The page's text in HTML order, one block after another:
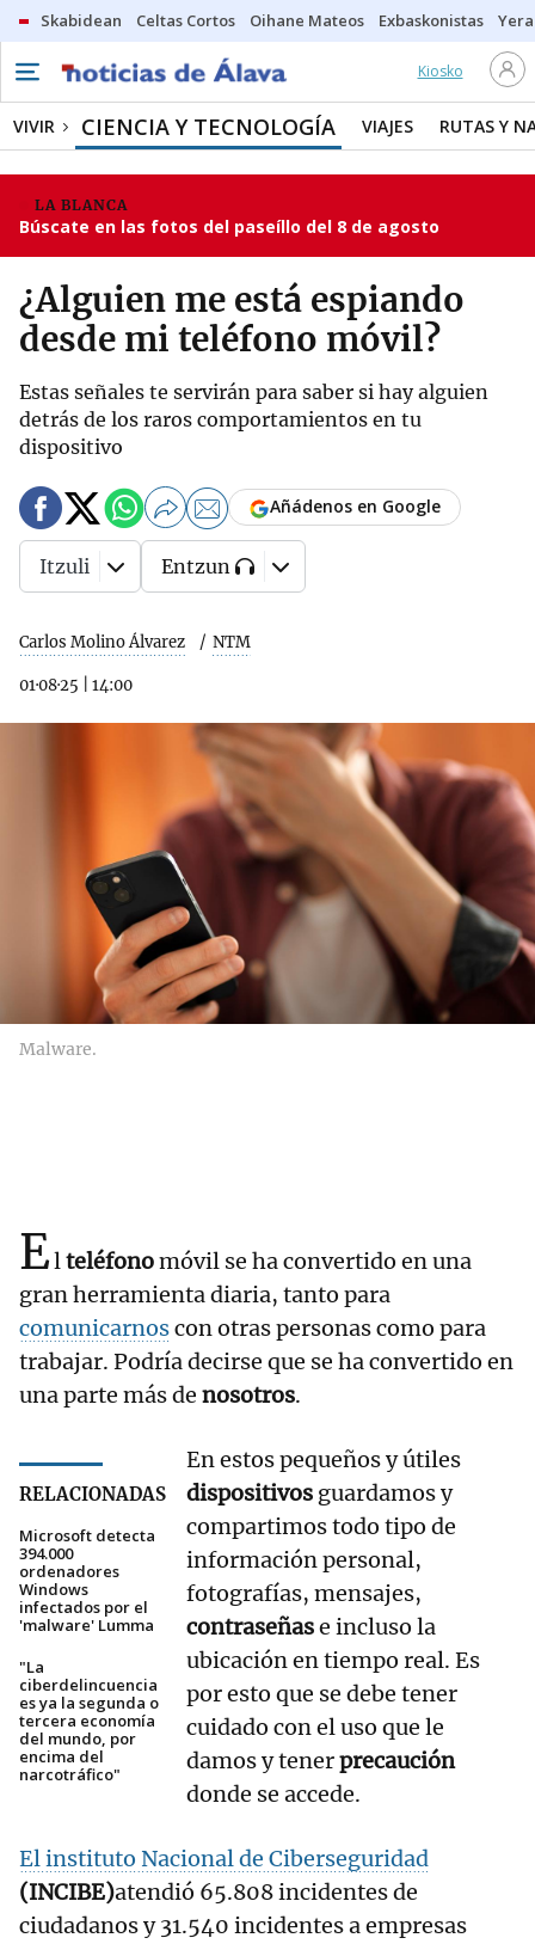
Skabidean Celtas Cortos Oihane Mateos Exbaskonistas
Kiosko
VIVIR CIENCIA Y TECNOLOGÍA VIAJES RUTAS Y
LA BLANCA
Búscate en las fotos del paseíllo del 8 de agosto
¿Alguien me está espiando
desde mi teléfono móvil?
Estas señales te servirán para saber si hay alguien
detrás de los raros comportamientos en tu
dispositivo
Carlos Molino Álvarez NTM
01·08·25 14:00
Añádenos en Google
Itzuli Entzun
Malware.
Elteléfonomóvil se ha convertido en una
gran herramienta diaria, tanto para
comunicarnoscon otras personas como para
trabajar. Podría decirse que se ha convertido en
una parte más de nosotros.
RELACIONADAS
Microsoft detecta
394.000
ordenadores
Windows
infectados por el
'malware' Lumma
"La
ciberdelincuencia
es ya la segunda o
tercera economía
del mundo, por
encima del
narcotráfico"
En estos pequeños y útiles
dispositivos guardamos y
compartimos todo tipo de
información personal,
fotografías, mensajes,
contraseñase incluso la
ubicación en tiempo real. Es
por esto que se debe tener
cuidado con el uso que le
damos y tenerprecaución
donde se accede.
El instituto Nacional de Ciberseguridad
(INCIBE)atendió 65.808 incidentes de
ciudadanos y 31.540 incidentes a empresas